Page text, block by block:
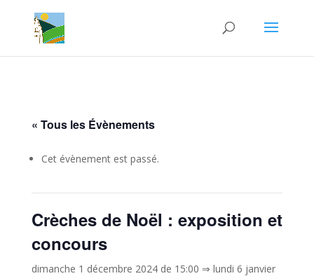
« Tous les Évènements
Cet évènement est passé.
Crèches de Noël : exposition et
concours
dimanche 1 décembre 2024 de 15:00 ⇒ lundi 6 janvier